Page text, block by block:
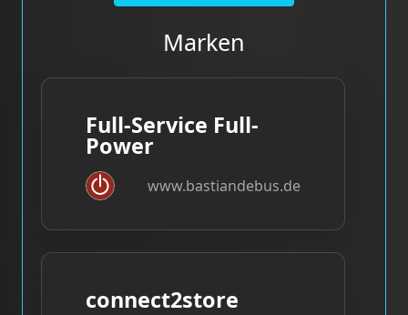
Marken
Full-Service Full-
Power
www.bastiandebus.de
connect2store